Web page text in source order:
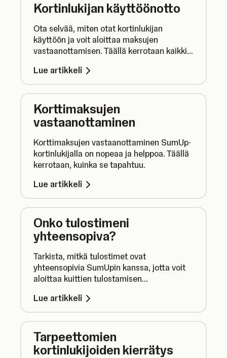
Kortinlukijan käyttöönotto
Ota selvää, miten otat kortinlukijan
käyttöön ja voit aloittaa maksujen
vastaanottamisen. Täällä kerrotaan kaikki,
alkuun kortinlukijan käytössä.
Lue artikkeli
Korttimaksujen
vastaanottaminen
Korttimaksujen vastaanottaminen SumUp-
kortinlukijalla on nopeaa ja helppoa. Täällä
kerrotaan, kuinka se tapahtuu.
Lue artikkeli
Onko tulostimeni
yhteensopiva?
Tarkista, mitkä tulostimet ovat
yhteensopivia SumUpin kanssa, jotta voit
aloittaa kuittien tulostamisen
Lue artikkeli
Tarpeettomien
kortinlukijoiden kierrätys